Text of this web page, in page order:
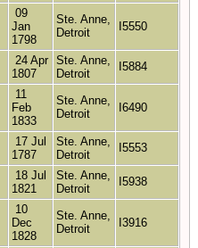
09
Jan
1798
Ste. Anne,
Detroit
I5550
24 Apr
1807
Ste. Anne,
Detroit
I5884
11
Feb
1833
Ste. Anne,
Detroit
I6490
17 Jul
1787
Ste. Anne,
Detroit
I5553
18 Jul
1821
Ste. Anne,
Detroit
I5938
10
Dec
1828
Ste. Anne,
Detroit
I3916